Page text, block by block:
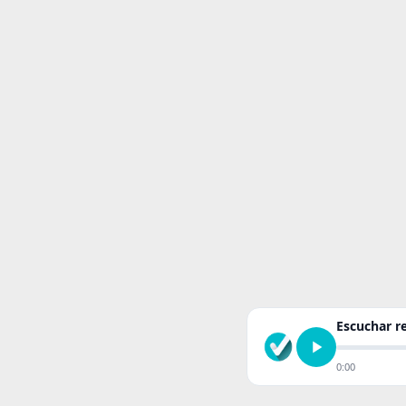
Escuchar
0:00